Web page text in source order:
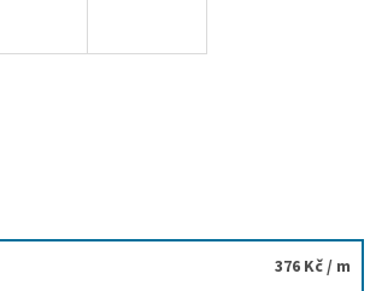
376 Kč/ m